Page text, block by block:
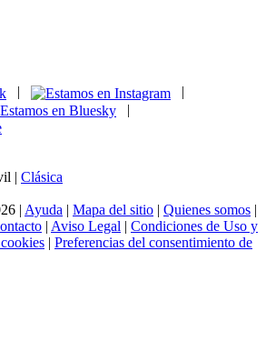
|
| Clásica
| Ayuda | Mapa del sitio | Quienes somos |
| Aviso Legal | Condiciones de Uso y
| Preferencias del consentimiento de